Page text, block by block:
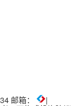
邮箱：
|